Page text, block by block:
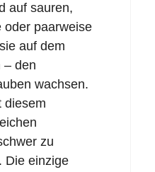
auf sauren,
oder paarweise
auf dem
– den
wachsen.
diesem
zu
Die einzige